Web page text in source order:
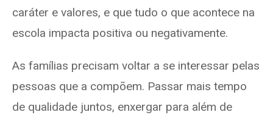
caráter e valores, e que tudo o que acontece na
escola impacta positiva ou negativamente.
As famílias precisam voltar a se interessar pelas
pessoas que a compõem. Passar mais tempo
de qualidade juntos, enxergar para além de